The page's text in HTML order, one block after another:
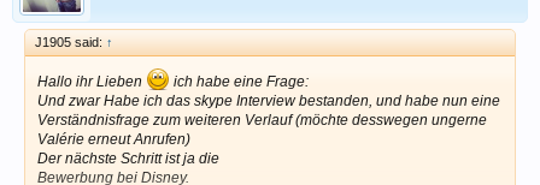
J1905 said: ↑
Hallo ihr Lieben
ich habe eine Frage:
Und zwar Habe ich das skype Interview bestanden, und habe nun eine
Verständnisfrage zum weiteren Verlauf (möchte desswegen ungerne
Valérie erneut Anrufen)
Der nächste Schritt ist ja die
Bewerbung bei Disney.